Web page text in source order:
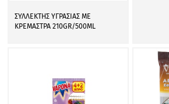
ΣΥΛΛΕΚΤΗΣ ΥΓΡΑΣΙΑΣ ΜΕ
ΚΡΕΜΑΣΤΡΑ 210GR/500ML